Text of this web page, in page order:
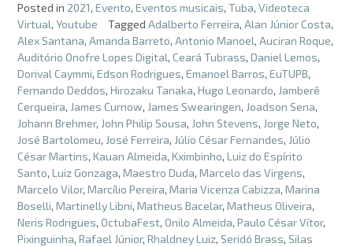
Posted in 2021, Evento, Eventos musicais, Tuba, Videoteca
Virtual, Youtube Tagged Adalberto Ferreira, Alan Júnior Costa,
Alex Santana, Amanda Barreto, Antonio Manoel, Auciran Roque,
Auditório Onofre Lopes Digital, Ceará Tubrass, Daniel Lemos,
Dorival Caymmi, Edson Rodrigues, Emanoel Barros, EuTUPB,
Fernando Deddos, Hirozaku Tanaka, Hugo Leonardo, Jamberê
Cerqueira, James Curnow, James Swearingen, Joadson Sena,
Johann Brehmer, John Philip Sousa, John Stevens, Jorge Neto,
José Bartolomeu, José Ferreira, Júlio César Fernandes, Júlio
César Martins, Kauan Almeida, Kximbinho, Luiz do Espírito
Santo, Luiz Gonzaga, Maestro Duda, Marcelo das Virgens,
Marcelo Vilor, Marcílio Pereira, Maria Vicenza Cabizza, Marina
Boselli, Martinelly Libni, Matheus Bacelar, Matheus Oliveira,
Neris Rodrigues, OctubaFest, Onilo Almeida, Paulo César Vítor,
Pixinguinha, Rafael Júnior, Rhaldney Luiz, Seridó Brass, Silas